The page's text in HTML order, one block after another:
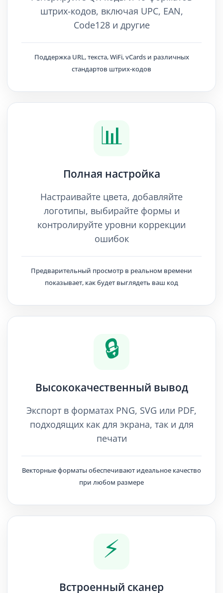
штрих-кодов, включая UPC, EAN,
Code128 и другие
Поддержка URL, текста, WiFi, vCards и различных
стандартов штрих-кодов
📊
Полная настройка
Настраивайте цвета, добавляйте
логотипы, выбирайте формы и
контролируйте уровни коррекции
ошибок
Предварительный просмотр в реальном времени
показывает, как будет выглядеть ваш код
🔒
Высококачественный вывод
Экспорт в форматах PNG, SVG или PDF,
подходящих как для экрана, так и для
печати
Векторные форматы обеспечивают идеальное качество
при любом размере
⚡
Встроенный сканер